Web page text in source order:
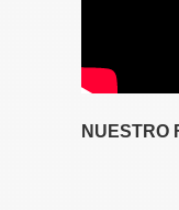
NUESTRO